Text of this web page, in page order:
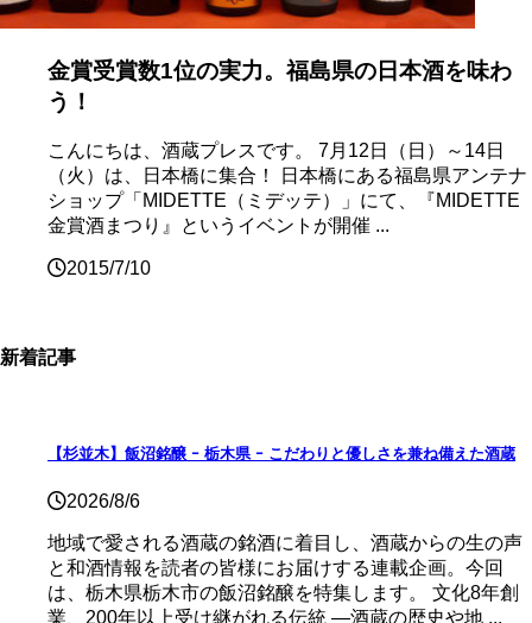
金賞受賞数1位の実力。福島県の日本酒を味わ
う！
こんにちは、酒蔵プレスです。 7月12日（日）～14日
（火）は、日本橋に集合！ 日本橋にある福島県アンテナ
ショップ「MIDETTE（ミデッテ）」にて、『MIDETTE
金賞酒まつり』というイベントが開催 ...
2015/7/10
新着記事
【杉並木】飯沼銘醸 ｰ 栃木県 ｰ こだわりと優しさを兼ね備えた酒蔵
2026/8/6
地域で愛される酒蔵の銘酒に着目し、酒蔵からの生の声
と和酒情報を読者の皆様にお届けする連載企画。今回
は、栃木県栃木市の飯沼銘醸を特集します。 文化8年創
業、200年以上受け継がれる伝統 ―酒蔵の歴史や地 ...